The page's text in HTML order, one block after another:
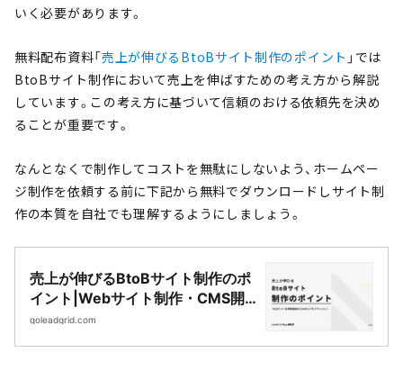
いく必要があります。
無料配布資料「売上が伸びるBtoBサイト制作のポイント 」では
BtoBサイト制作において売上を伸ばすための考え方から解説
しています。この考え方に基づいて信頼のおける依頼先を決め
ることが重要です。
なんとなくで制作してコストを無駄にしないよう、ホームペー
ジ制作を依頼する前に下記から無料でダウンロードしサイト制
作の本質を自社でも理解するようにしましょう。
売上が伸びるBtoBサイト制作のポ
イント|Webサイト制作・CMS開
発｜LeadGrid
goleadgrid.com